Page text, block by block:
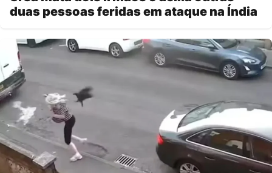
duas pessoas feridas em ataque na Índia